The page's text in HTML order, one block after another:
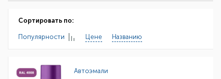
Сортировать по:
Популярности Цене Названию
Автоэмали